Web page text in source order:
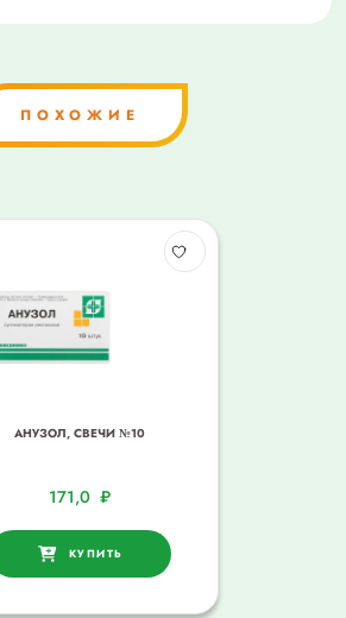
ПОХОЖИЕ
АНУЗОЛ, СВЕЧИ №10
171,0 ₽
КУПИТЬ